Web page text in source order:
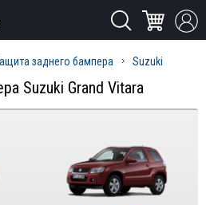
заднего бампера Suzuki
Suzuki Grand Vitara